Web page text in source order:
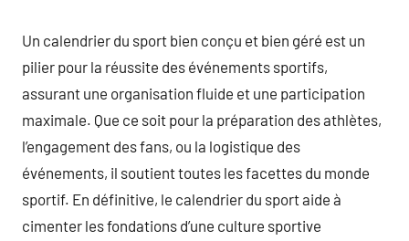
Un calendrier du sport bien conçu et bien géré est un
pilier pour la réussite des événements sportifs,
assurant une organisation fluide et une participation
maximale. Que ce soit pour la préparation des athlètes,
l’engagement des fans, ou la logistique des
événements, il soutient toutes les facettes du monde
sportif. En définitive, le calendrier du sport aide à
cimenter les fondations d’une culture sportive